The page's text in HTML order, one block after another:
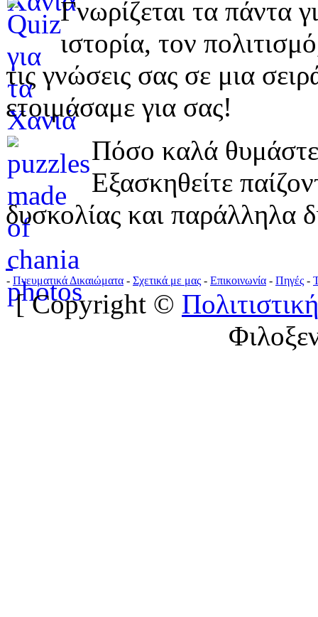
Γνωρίζεται τα πάντα
ιστορία, τον
τις γνώσεις σας σε μια
ετοιμάσαμε για σας!
Πόσο καλά
Εξασκηθείτε
δυσκολίας και παράλληλα
- Πνευματικά Δικαιώματα - Σχετικά με μας - Επικοινωνία - Πηγές -
[ Copyright ©